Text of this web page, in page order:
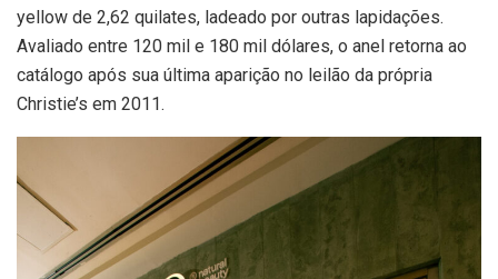
yellow de 2,62 quilates, ladeado por outras lapidações.
Avaliado entre 120 mil e 180 mil dólares, o anel retorna ao
catálogo após sua última aparição no leilão da própria
Christie’s em 2011.